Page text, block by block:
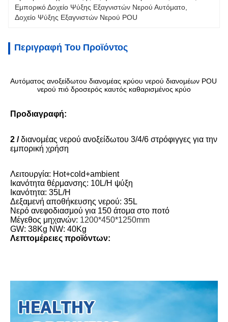
Εμπορικό Δοχείο Ψύξης Εξαγνιστών Νερού Αυτόματο
Δοχείο Ψύξης Εξαγνιστών Νερού POU
Περιγραφή Του Προϊόντος
Αυτόματος ανοξείδωτου διανομέας κρύου νερού διανομέων POU
νερού πιό δροσερός καυτός καθαρισμένος κρύο
Προδιαγραφή:
2 / διανομέας νερού ανοξείδωτου 3/4/6 στρόφιγγες για την
εμπορική χρήση
Λειτουργία: Hot+cold+ambient
Ικανότητα θέρμανσης: 10L/H ψύξη
Ικανότητα: 35L/H
Δεξαμενή αποθήκευσης νερού: 35L
Νερό ανεφοδιασμού για 150 άτομα στο ποτό
Μέγεθος μηχανών: 1200*450*1250mm
GW: 38Kg NW: 40Kg
Λεπτομέρειες προϊόντων: